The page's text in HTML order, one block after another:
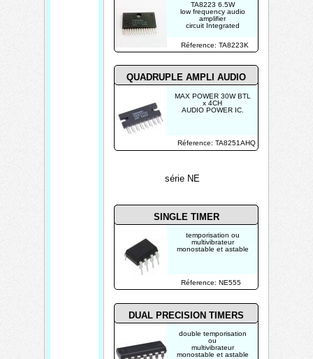
TA8223 6.5W
low frequency audio
amplifier
circuit Integrated
MAX POWER 30W BTL
x 4CH
AUDIO POWER IC.
temporisation ou
multivibrateur
monostable et astable
Réference: TA8223K
Réference: NE555
Réference: TA8251AHQ
SINGLE TIMER
QUADRUPLE AMPLI AUDIO
série NE
DUAL PRECISION TIMERS
double temporisation
ou
multivibrateur
monostable et astable